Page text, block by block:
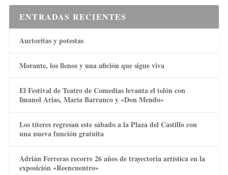
ENTRADAS RECIENTES
Auctoritas y potestas
Morante, los llenos y una afición que sigue viva
El Festival de Teatro de Comedias levanta el telón con
Imanol Arias, María Barranco y «Don Mendo»
Los títeres regresan este sábado a la Plaza del Castillo con
una nueva función gratuita
Adrián Ferreras recorre 26 años de trayectoria artística en la
exposición «Reencuentro»